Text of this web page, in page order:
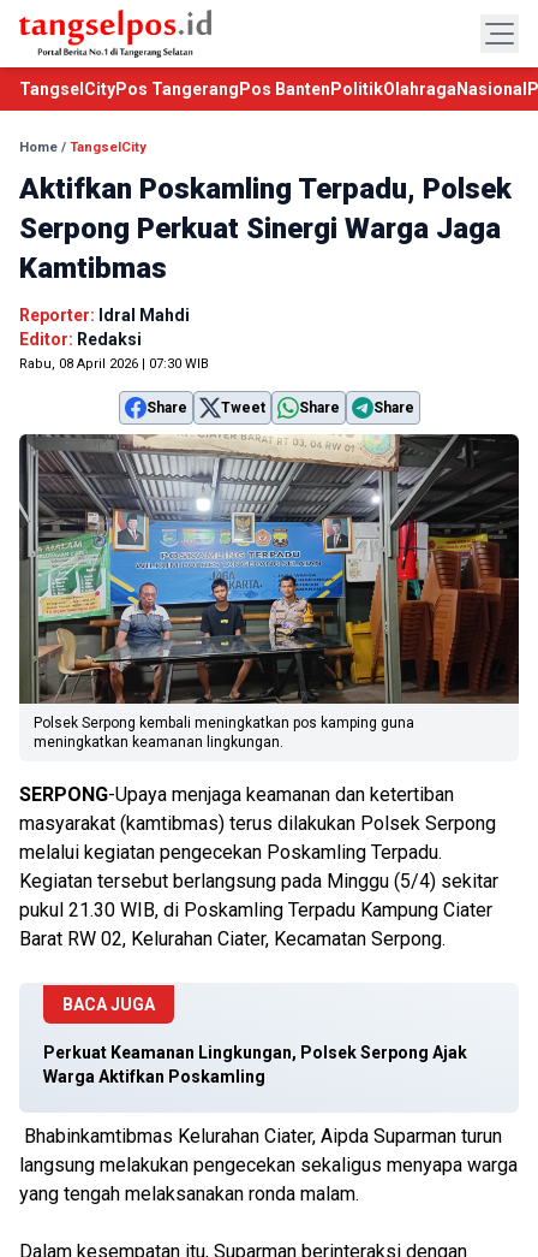
TangselCityPos Tangerang Pos Banten PolitikOlahraga Nasional
Home / TangselCity
Aktifkan Poskamling Terpadu, Polsek
Serpong Perkuat Sinergi Warga Jaga
Kamtibmas
Reporter: Idral Mahdi
Editor: Redaksi
Rabu, 08 April 2026 | 07:30 WIB
Share Tweet Share Share
Polsek Serpong kembali meningkatkan pos kamping guna
meningkatkan keamanan lingkungan.
SERPONG-Upaya menjaga keamanan dan ketertiban
masyarakat (kamtibmas) terus dilakukan Polsek Serpong
melalui kegiatan pengecekan Poskamling Terpadu.
Kegiatan tersebut berlangsung pada Minggu (5/4) sekitar
pukul 21.30 WIB, di Poskamling Terpadu Kampung Ciater
Barat RW 02, Kelurahan Ciater, Kecamatan Serpong.
BACA JUGA
Perkuat Keamanan Lingkungan, Polsek Serpong Ajak
Warga Aktifkan Poskamling
Bhabinkamtibmas Kelurahan Ciater, Aipda Suparman turun
langsung melakukan pengecekan sekaligus menyapa warga
yang tengah melaksanakan ronda malam.
Dalam kesempatan itu, Suparman berinteraksi dengan